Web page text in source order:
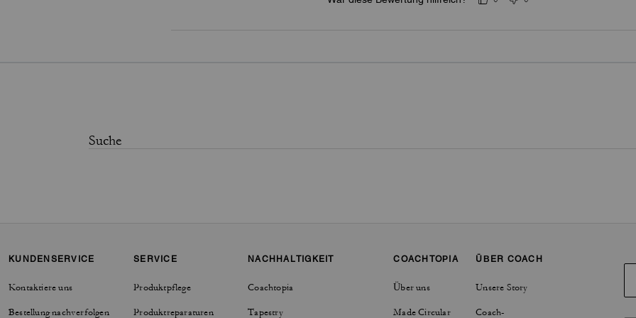
KUNDENSERVICE
Kontaktiere uns
Bestellung nachverfolgen
SERVICE
Produktpflege
Produktreparaturen
NACHHALTIGKEIT
Coachtopia
Tapestry
COACHTOPIA
Über uns
Made Circular
ÜBER COACH
Unsere Story
Coach-